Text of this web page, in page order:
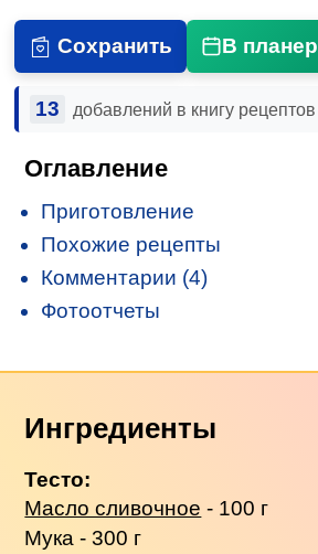
Сохранить В планер
13 добавлений в книгу рецептов
Оглавление
Приготовление
Похожие рецепты
Комментарии (4)
Фотоотчеты
Ингредиенты
Тесто:
Масло сливочное - 100 г
Мука - 300 г